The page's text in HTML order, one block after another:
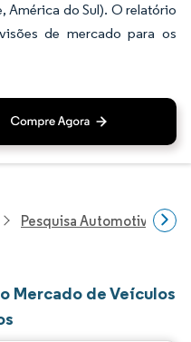
América do Sul). O relatório
de mercado para os
Pesquisa Automotiva
Mercado de Veículos